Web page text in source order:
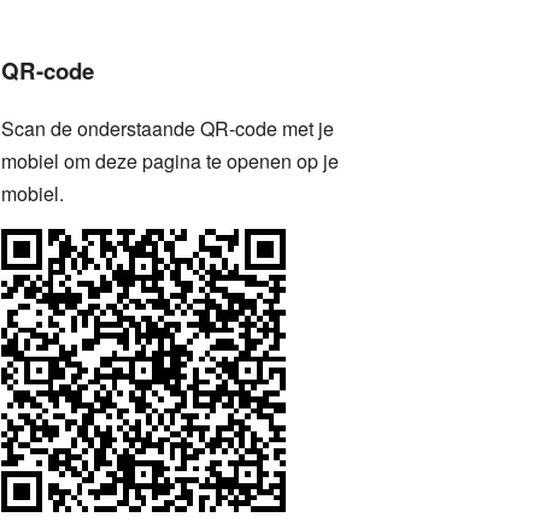
QR-code
Scan de onderstaande QR-code met je
mobiel om deze pagina te openen op je
mobiel.